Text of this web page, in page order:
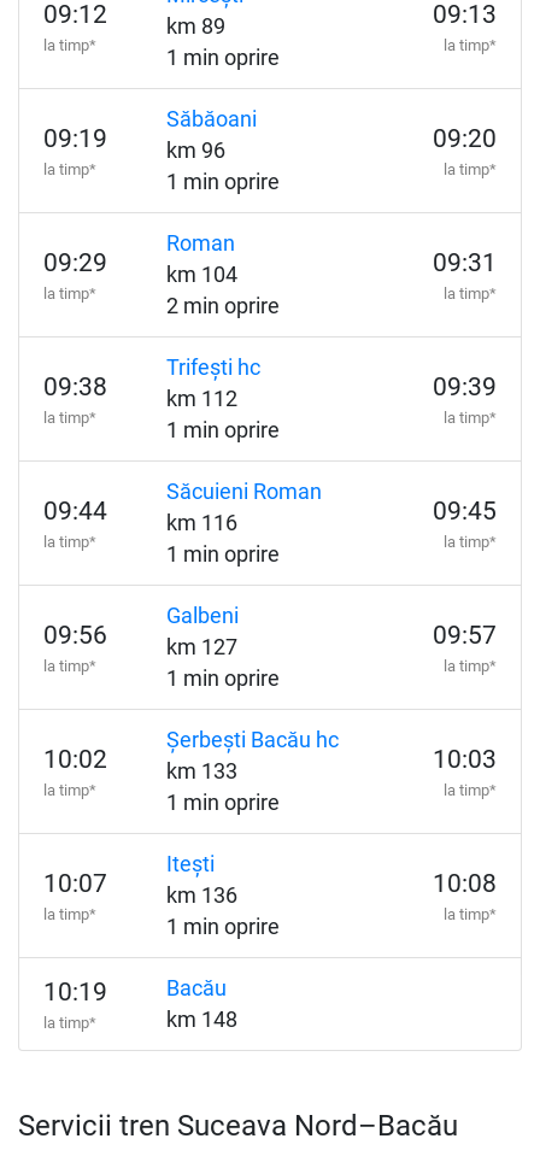
09:12
la timp*
km 89
1 min oprire
09:13
la timp*
09:19
la timp*
Săbăoani
km 96
1 min oprire
09:20
la timp*
09:29
la timp*
Roman
km 104
2 min oprire
09:31
la timp*
09:38
la timp*
Trifești hc
km 112
1 min oprire
09:39
la timp*
09:44
la timp*
Săcuieni Roman
km 116
1 min oprire
09:45
la timp*
09:56
la timp*
Galbeni
km 127
1 min oprire
09:57
la timp*
10:02
la timp*
Șerbești Bacău hc
km 133
1 min oprire
10:03
la timp*
10:07
la timp*
Itești
km 136
1 min oprire
10:08
la timp*
10:19
la timp*
Bacău
km 148
Servicii tren Suceava Nord–Bacău